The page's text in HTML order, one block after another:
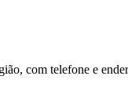
com telefone e